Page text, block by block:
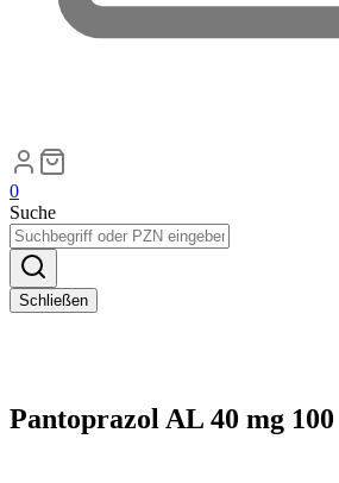
0
Suche
Schließen
Pantoprazol AL 40 mg